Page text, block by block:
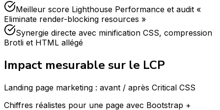
Meilleur score Lighthouse Performance et audit «
Eliminate render-blocking resources »
Synergie directe avec minification CSS, compression
Brotli et HTML allégé
Impact mesurable sur le LCP
Landing page marketing : avant / après Critical CSS
Chiffres réalistes pour une page avec Bootstrap +